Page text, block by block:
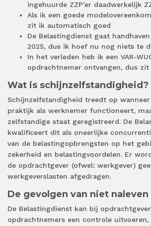
ingehuurde ZZP’er daadwerkelijk
Als ik een goede
zit ik automatisch goed
De Belastingdienst gaat
2025, dus ik hoef nu nog niets te
In het verleden heb ik een VAR-
opdrachtnemer ontvangen, dus zit
Wat is schijnzelfstandigheid?
Schijnzelfstandigheid treedt op
praktijk als werknemer functioneert,
zelfstandige staat geregistreerd. De
kwalificeert dit als oneerlijke
van de belastingopbrengsten op het
zekerheid en belastingvoordelen. Er
de opdrachtgever (ofwel: werkgever)
werkgeverslasten afgedragen.
De gevolgen van niet naleven
De Belastingdienst kan bij
opdrachtnemers een controle uitvoeren,